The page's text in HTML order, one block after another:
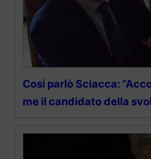
Così parlò Sciacca:
me il candidato della